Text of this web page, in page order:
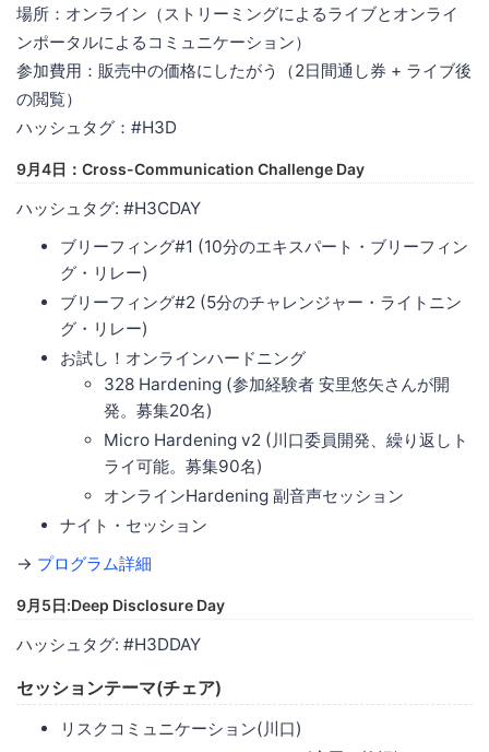
場所：オンライン（ストリーミングによるライブとオンライ
ンポータルによるコミュニケーション）
参加費用：販売中の価格にしたがう（2日間通し券 + ライブ後
の閲覧）
ハッシュタグ：#H3D
9月4日：Cross-Communication Challenge Day
ハッシュタグ: #H3CDAY
ブリーフィング#1 (10分のエキスパート・ブリーフィン
グ・リレー)
ブリーフィング#2 (5分のチャレンジャー・ライトニン
グ・リレー)
お試し！オンラインハードニング
328 Hardening (参加経験者 安里悠矢さんが開
発。募集20名)
Micro Hardening v2 (川口委員開発、繰り返しト
ライ可能。募集90名)
オンラインHardening 副音声セッション
ナイト・セッション
→ プログラム詳細
9月5日:Deep Disclosure Day
ハッシュタグ: #H3DDAY
セッションテーマ(チェア)
リスクコミュニケーション(川口)